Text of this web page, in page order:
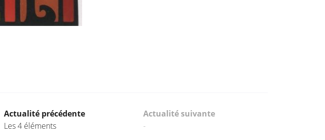
Actualité précédente
Les 4 éléments
Actualité suivante
-